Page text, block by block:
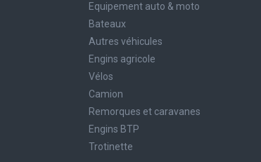
Equipement auto & moto
Bateaux
Autres véhicules
Engins agricole
Vélos
Camion
Remorques et caravanes
Engins BTP
Trotinette